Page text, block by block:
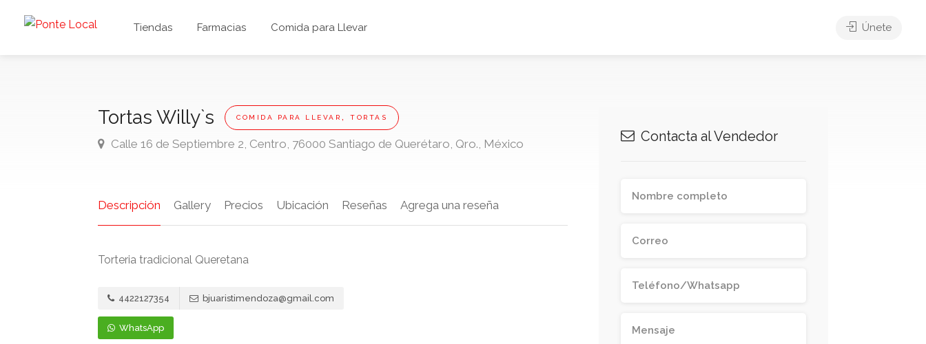
Tiendas Farmacias Comida para Llevar Únete
Tortas Willy`s COMIDA PARA LLEVAR , TORTAS
Calle 16 de Septiembre 2, Centro, 76000 Santiago de Querétaro, Qro., México
Descripción Gallery Precios Ubicación Reseñas Agrega una reseña
Torteria tradicional Queretana
4422127354 bjuaristimendoza@gmail.com
WhatsApp
Contacta al Vendedor